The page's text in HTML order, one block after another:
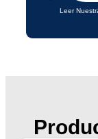
Leer